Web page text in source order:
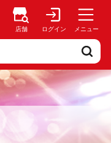
店舗 ログイン メニュー